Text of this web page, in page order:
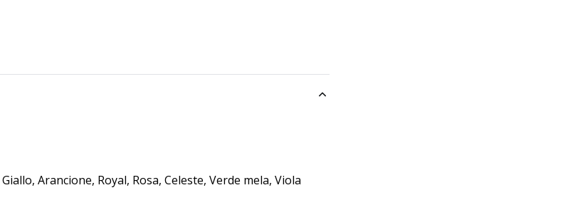
Arancione, Royal, Rosa, Celeste, Verde mela, Viola